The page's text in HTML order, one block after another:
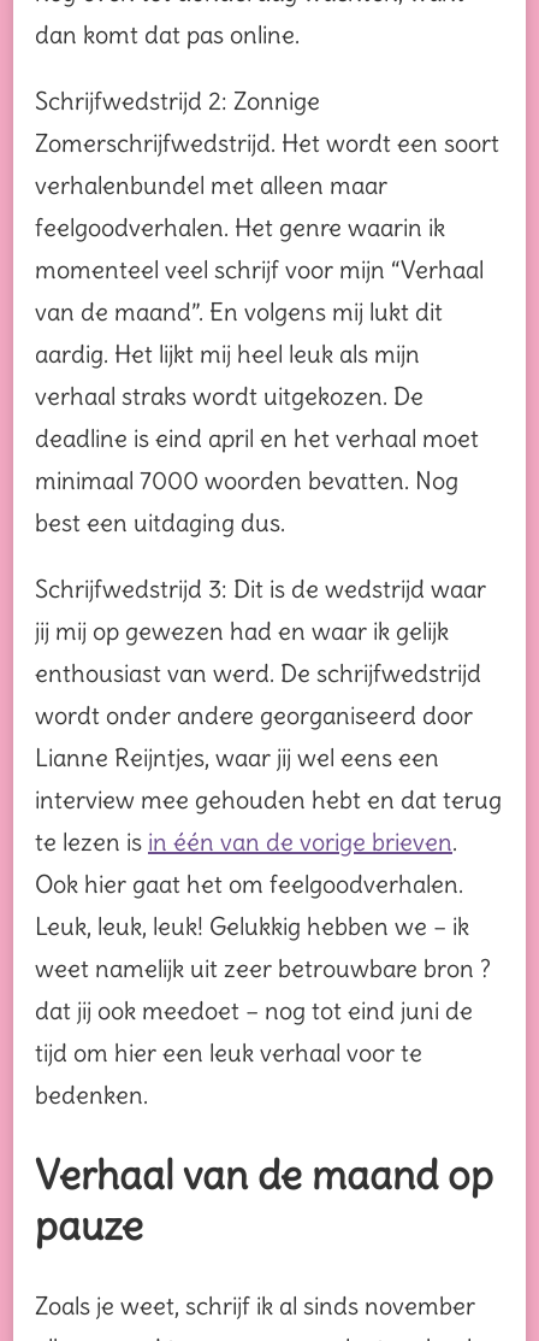
dan komt dat pas online.
Schrijfwedstrijd 2: Zonnige
Zomerschrijfwedstrijd. Het wordt een soort
verhalenbundel met alleen maar
feelgoodverhalen. Het genre waarin ik
momenteel veel schrijf voor mijn “Verhaal
van de maand”. En volgens mij lukt dit
aardig. Het lijkt mij heel leuk als mijn
verhaal straks wordt uitgekozen. De
deadline is eind april en het verhaal moet
minimaal 7000 woorden bevatten. Nog
best een uitdaging dus.
Schrijfwedstrijd 3: Dit is de wedstrijd waar
jij mij op gewezen had en waar ik gelijk
enthousiast van werd. De schrijfwedstrijd
wordt onder andere georganiseerd door
Lianne Reijntjes, waar jij wel eens een
interview mee gehouden hebt en dat terug
te lezen is in één van de vorige brieven.
Ook hier gaat het om feelgoodverhalen.
Leuk, leuk, leuk! Gelukkig hebben we – ik
weet namelijk uit zeer betrouwbare bron ?
dat jij ook meedoet – nog tot eind juni de
tijd om hier een leuk verhaal voor te
bedenken.
Verhaal van de maand op
pauze
Zoals je weet, schrijf ik al sinds november